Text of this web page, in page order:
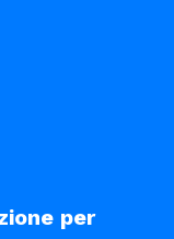
per